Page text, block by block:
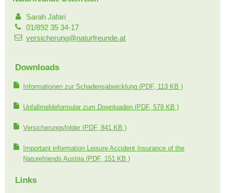
Sarah Jafari
01/892 35 34-17
versicherung@naturfreunde.at
Downloads
Informationen zur Schadensabwicklung (PDF, 113 KB )
Unfallmeldeformular zum Downloaden (PDF, 579 KB )
Versicherungsfolder (PDF, 841 KB )
Important information Leisure Accident Insurance of the
Naturefriends Austria (PDF, 151 KB )
Links